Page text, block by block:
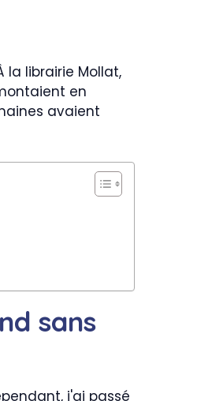
librairie Mollat,
en
avaient
sans
j'ai passé